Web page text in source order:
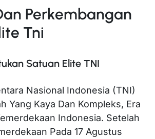
Perkembangan
Tni
Satuan Elite TNI
Nasional Indonesia (TNI)
Yang Kaya Dan Kompleks, Era
Indonesia. Setelah
Pada 17 Agustus